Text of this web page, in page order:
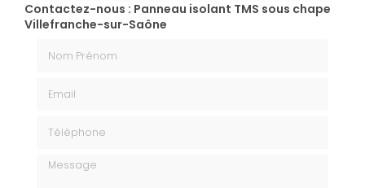
Contactez-nous : Panneau isolant TMS sous chape
Villefranche-sur-Saône
Message